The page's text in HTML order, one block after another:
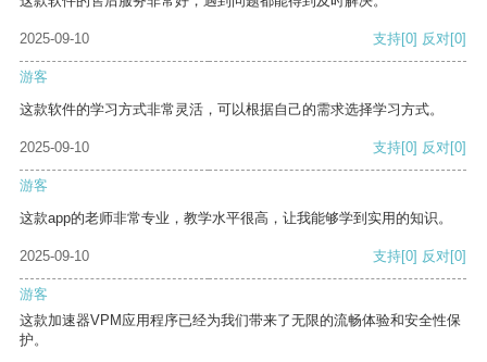
2025-09-10 支持[0] 反对[0]
游客
这款软件的学习方式非常灵活，可以根据自己的需求选择学习方式。
2025-09-10 支持[0] 反对[0]
游客
这款app的老师非常专业，教学水平很高，让我能够学到实用的知识。
2025-09-10 支持[0] 反对[0]
游客
这款加速器VPM应用程序已经为我们带来了无限的流畅体验和安全性保
护。